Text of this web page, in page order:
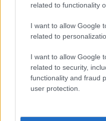
related to functionality
I want to allow Google
related to
I want to allow Google
related to security,
functionality and fraud
user protection.
Guida sensoriale: note